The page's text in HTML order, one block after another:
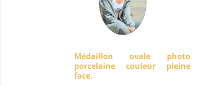
Médaillon ovale photo
porcelaine couleur pleine
face.